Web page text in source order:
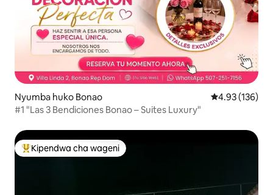
Nyumba huko Bonao Ukadiriaji wa
4.93 (136)
#1 "Las 3 Bendiciones Bonao – Suites Luxury"
Kipendwa maarufu cha wageni
Kipendwa cha wageni